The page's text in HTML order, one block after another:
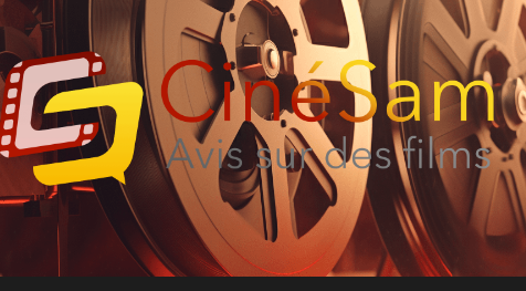
CinéSam
de données CinéSam